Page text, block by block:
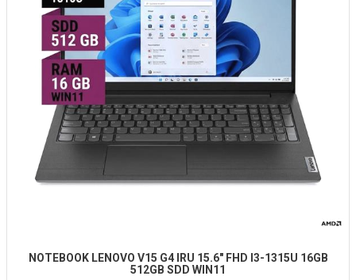
NOTEBOOK LENOVO V15 G4 IRU 15.6" FHD I3-1315U 16GB
512GB SDD WIN11